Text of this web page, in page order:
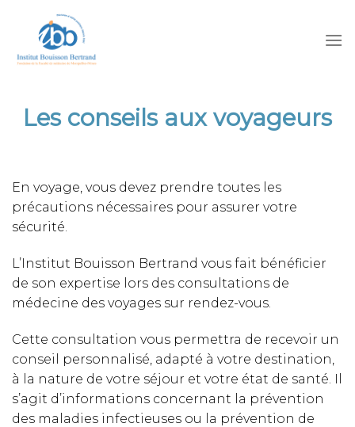
content
Les conseils aux voyageurs
En voyage, vous devez prendre toutes les
précautions nécessaires pour assurer votre
sécurité.
L’Institut Bouisson Bertrand vous fait bénéficier
de son expertise lors des consultations de
médecine des voyages sur rendez-vous.
Cette consultation vous permettra de recevoir un
conseil personnalisé, adapté à votre destination,
à la nature de votre séjour et votre état de santé. Il
s’agit d’informations concernant la prévention
des maladies infectieuses ou la prévention de